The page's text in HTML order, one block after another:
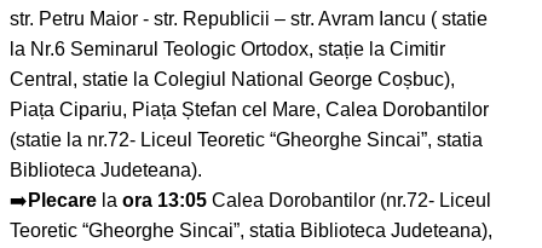
str. Petru Maior - str. Republicii – str. Avram Iancu ( statie
la Nr.6 Seminarul Teologic Ortodox, stație la Cimitir
Central, statie la Colegiul National George Coșbuc),
Piața Cipariu, Piața Ștefan cel Mare, Calea Dorobantilor
(statie la nr.72- Liceul Teoretic “Gheorghe Sincai”, statia
Biblioteca Judeteana).
➡️ Plecare la ora 13:05 Calea Dorobantilor (nr.72- Liceul
Teoretic “Gheorghe Sincai”, statia Biblioteca Judeteana),